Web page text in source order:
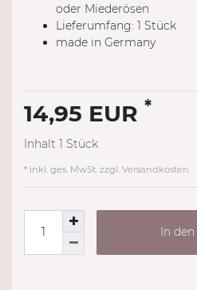
oder Miederösen
Lieferumfang: 1 Stück
made in Germany
14,95 EUR *
Inhalt 1 Stück
* inkl. ges. MwSt. zzgl. Versandkosten
In